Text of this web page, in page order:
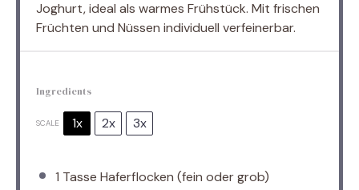
Joghurt, ideal als warmes Frühstück. Mit frischen
Früchten und Nüssen individuell verfeinerbar.
Ingredients
SCALE 1x 2x 3x
1 Tasse Haferflocken (fein oder grob)